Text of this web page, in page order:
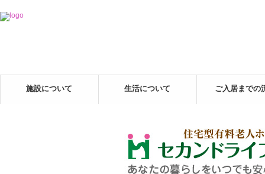
施設について 生活について ご入居までの